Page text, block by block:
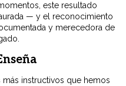
este resultado
— y el reconocimiento
y merecedora de
instructivos que hemos